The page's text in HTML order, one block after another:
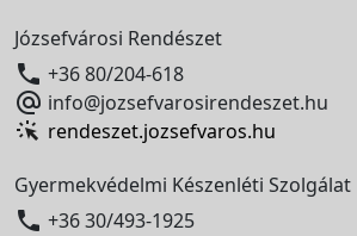
Józsefvárosi Rendészet
 +36 80/204-618
 info@jozsefvarosirendeszet.hu
rendeszet.jozsefvaros.hu
Gyermekvédelmi Készenléti Szolgálat
 +36 30/493-1925